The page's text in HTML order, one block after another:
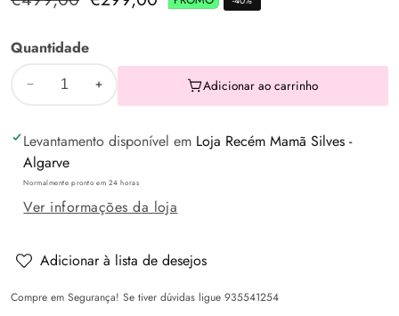
normal
Quantidade
Diminuir
quantidade
de
Sistema
de
LUCCA
Estrutura
quantidade
Sistema
de
LUCCA
Estrutura
Adicionar ao carrinho
Levantamento disponível em Loja Recém Mamã Silves -
Algarve
Normalmente pronto em 24 horas
Ver informações da loja
Adicionar à lista de desejos
Compre em Segurança! Se tiver dúvidas ligue 935541254